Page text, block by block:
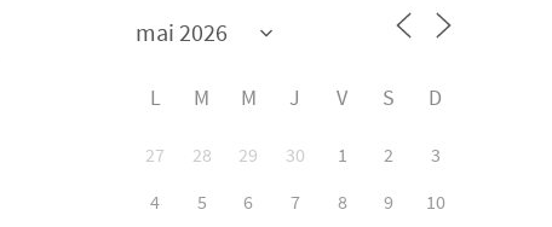
L M M J V S D
27 28 29 30 1 2
3
4
5 6 7 8 9
10